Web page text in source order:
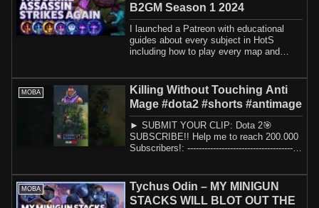
B2GM Season 1 2024
I launched a Patreon with educational
guides about every subject in HotS
including how to play every map and
MOBA
Killing Without Touching Anti
Mage #dota2 #shorts #antimage
► SUBMIT YOUR CLIP: Dota 2🎯
SUBSCRIBE!! Help me to reach 200.000
Subscribers!: ----------------------------------------
MOBA
Tychus Odin – MY MINIGUN
STACKS WILL BLOT OUT THE